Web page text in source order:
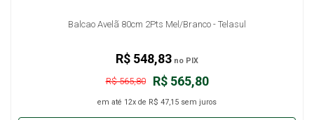
Balcao Avelã 80cm 2Pts Mel/Branco - Telasul
R$ 565,80
R$ 565,80
em até 12x de R$ 47,15 sem juros
R$ 548,83 no PIX